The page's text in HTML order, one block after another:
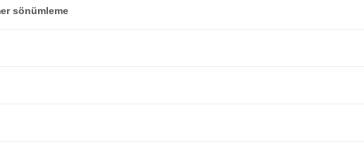
sönümleme